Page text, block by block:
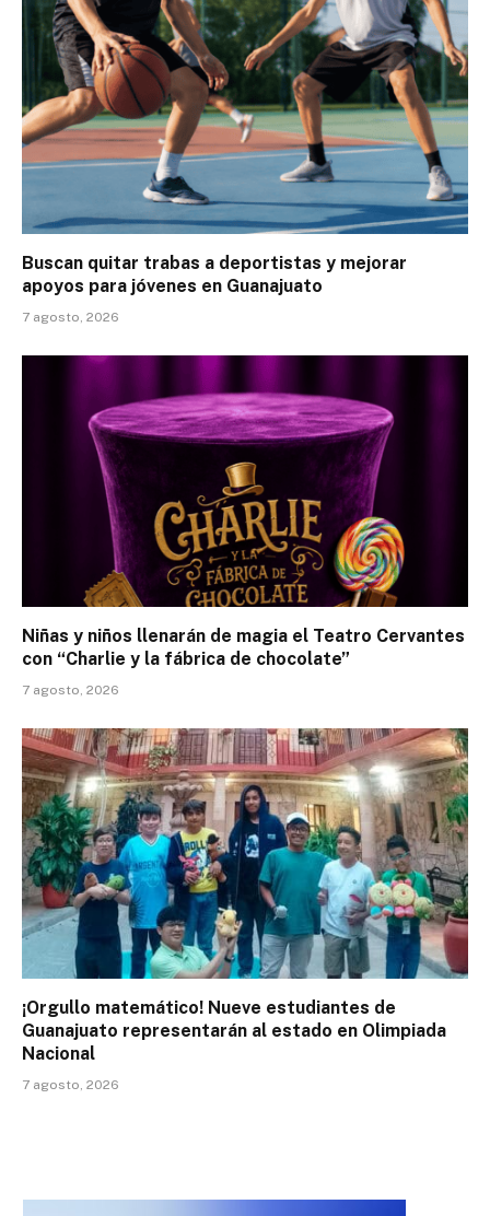
Buscan quitar trabas a deportistas y mejorar
apoyos para jóvenes en Guanajuato
7 agosto, 2026
Niñas y niños llenarán de magia el Teatro Cervantes
con “Charlie y la fábrica de chocolate”
7 agosto, 2026
¡Orgullo matemático! Nueve estudiantes de
Guanajuato representarán al estado en Olimpiada
Nacional
7 agosto, 2026